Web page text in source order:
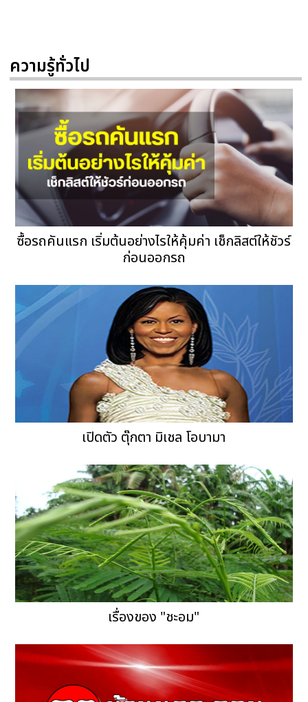
ความรู้ทั่วไป
ซื้อรถคันแรก เริ่มต้นอย่างไรให้คุ้มค่า เช็กลิสต์ให้ชัวร์
ก่อนออกรถ
เปิดตัว ตุ๊กตา มิเชล โอบามา
เรื่องของ "ชะอม"